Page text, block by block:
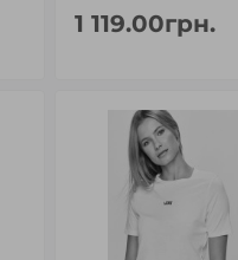
1 119.00грн.